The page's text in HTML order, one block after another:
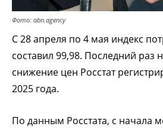
Фото: abn.agency
С 28 апреля по 4 мая индекс
составил 99,98. Последний раз
снижение цен Росстат
2025 года.
По данным Росстата, с начала